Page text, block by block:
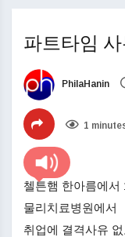
파트타임
PhilaHanin
1
첼튼햄 한아름에서
물리치료병원에서
취업에 결격사유